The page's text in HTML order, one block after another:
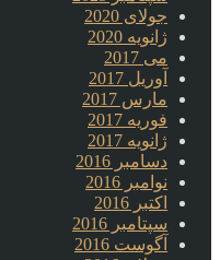
جولای 2020
ژانویه 2020
می 2017
آوریل 2017
مارس 2017
فوریه 2017
ژانویه 2017
دسامبر 2016
نوامبر 2016
اکتبر 2016
سپتامبر 2016
آگوست 2016